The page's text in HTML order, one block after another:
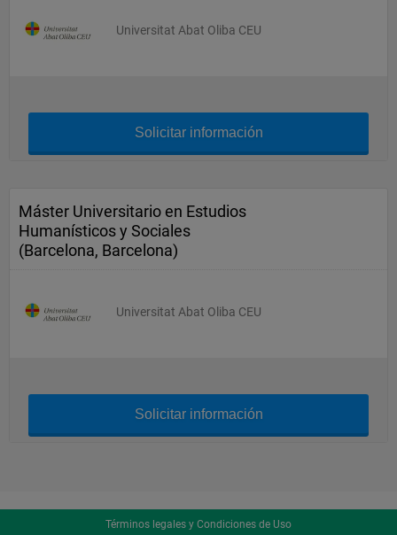
Universitat Abat Oliba CEU
Solicitar información
Máster Universitario en Estudios
Humanísticos y Sociales
(Barcelona, Barcelona)
Universitat Abat Oliba CEU
Solicitar información
Términos legales y Condiciones de Uso